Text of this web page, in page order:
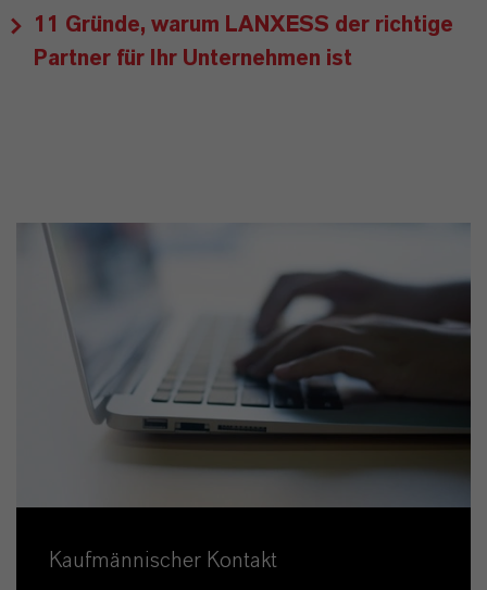
11 Gründe, warum LANXESS der richtige
Partner für Ihr Unternehmen ist
Kaufmännischer Kontakt